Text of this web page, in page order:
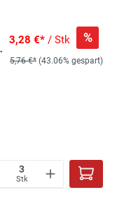
3,28 €* / Stk %
5,76 €* (43.06% gespart)
Stk